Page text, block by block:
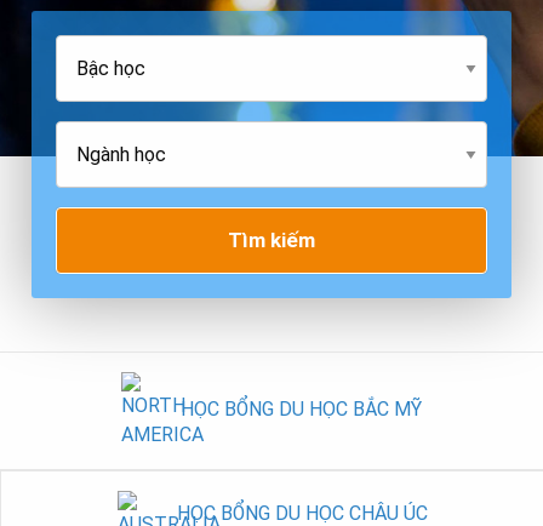
Tìm kiếm
HỌC BỔNG DU HỌC BẮC MỸ
HỌC BỔNG DU HỌC CHÂU ÚC